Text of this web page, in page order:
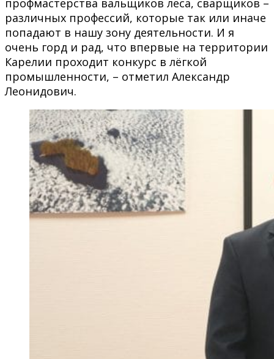
профмастерства вальщиков леса, сварщиков –
различных профессий, которые так или иначе
попадают в нашу зону деятельности. И я
очень горд и рад, что впервые на территории
Карелии проходит конкурс в лёгкой
промышленности, – отметил Александр
Леонидович.